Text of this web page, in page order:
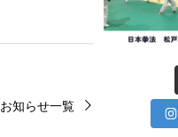
お知らせ一覧